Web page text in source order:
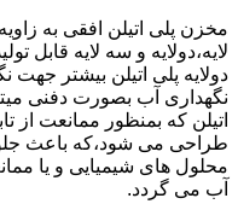
مخزن پلی اتیلن افقی به
لایه،دولایه و سه لایه قابل
دولایه پلی اتیلن بیشتر جهت
نگهداری آب بصورت دفنی
اتیلن که بمنظور ممانعت از
طراحی می شود،که باعث
محلول های شیمیایی و یا
آب می گردد.